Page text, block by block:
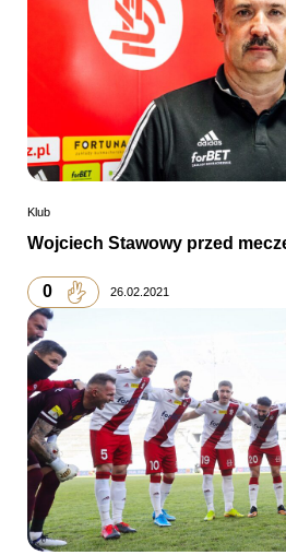
Klub
Wojciech Stawowy przed
0 26.02.2021